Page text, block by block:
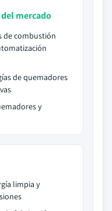
mercado
de combustión
de quemadores
y
limpia y